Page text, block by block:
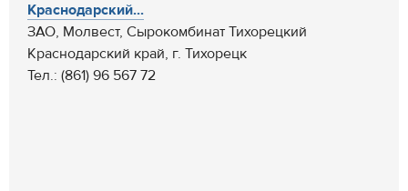
Краснодарский...
ЗАО, Молвест, Сырокомбинат Тихорецкий
Краснодарский край, г. Тихорецк
Тел.: (861) 96 567 72